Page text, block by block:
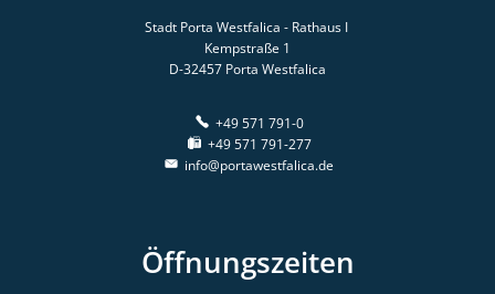
Stadt Porta Westfalica - Rathaus I
Kempstraße 1
D-32457 Porta Westfalica
+49 571 791-0
+49 571 791-277
info@portawestfalica.de
Öffnungszeiten